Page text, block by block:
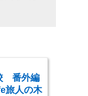
番外編
旅人の木